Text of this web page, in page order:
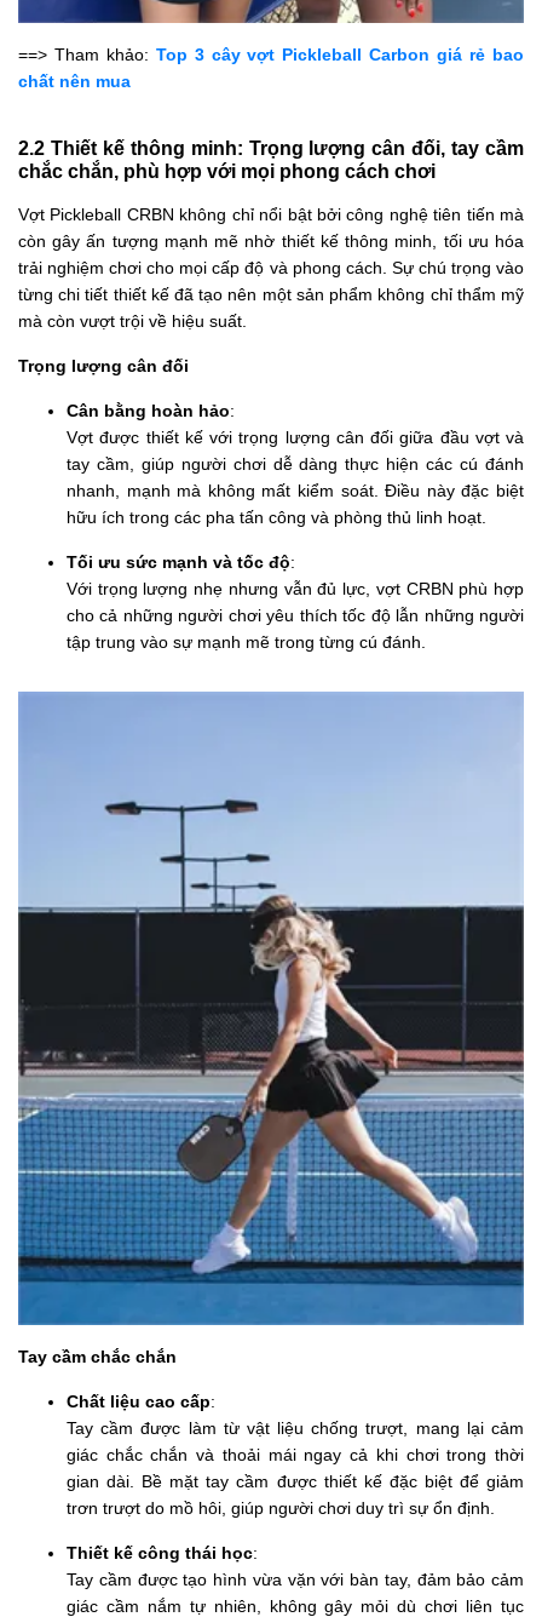
==> Tham khảo: Top 3 cây vợt Pickleball Carbon giá rẻ bao
chất nên mua
2.2 Thiết kế thông minh: Trọng lượng cân đối, tay cầm
chắc chắn, phù hợp với mọi phong cách chơi
Vợt Pickleball CRBN không chỉ nổi bật bởi công nghệ tiên tiến mà
còn gây ấn tượng mạnh mẽ nhờ thiết kế thông minh, tối ưu hóa
trải nghiệm chơi cho mọi cấp độ và phong cách. Sự chú trọng vào
từng chi tiết thiết kế đã tạo nên một sản phẩm không chỉ thẩm mỹ
mà còn vượt trội về hiệu suất.
Trọng lượng cân đối
Cân bằng hoàn hảo:
Vợt được thiết kế với trọng lượng cân đối giữa đầu vợt và
tay cầm, giúp người chơi dễ dàng thực hiện các cú đánh
nhanh, mạnh mà không mất kiểm soát. Điều này đặc biệt
hữu ích trong các pha tấn công và phòng thủ linh hoạt.
Tối ưu sức mạnh và tốc độ:
Với trọng lượng nhẹ nhưng vẫn đủ lực, vợt CRBN phù hợp
cho cả những người chơi yêu thích tốc độ lẫn những người
tập trung vào sự mạnh mẽ trong từng cú đánh.
Tay cầm chắc chắn
Chất liệu cao cấp:
Tay cầm được làm từ vật liệu chống trượt, mang lại cảm
giác chắc chắn và thoải mái ngay cả khi chơi trong thời
gian dài. Bề mặt tay cầm được thiết kế đặc biệt để giảm
trơn trượt do mồ hôi, giúp người chơi duy trì sự ổn định.
Thiết kế công thái học:
Tay cầm được tạo hình vừa vặn với bàn tay, đảm bảo cảm
giác cầm nắm tự nhiên, không gây mỏi dù chơi liên tục